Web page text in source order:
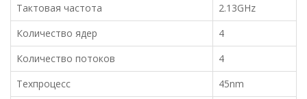
Тактовая частота
2.13GHz
Количество ядер
4
Количество потоков
4
Техпроцесс
45nm